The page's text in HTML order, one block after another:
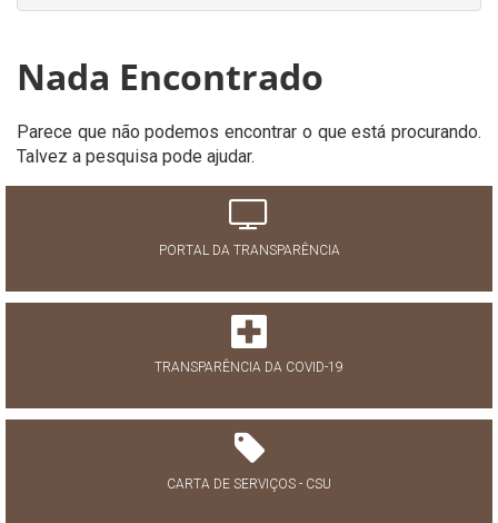
Nada Encontrado
Parece que não podemos encontrar o que está procurando.
Talvez a pesquisa pode ajudar.
PORTAL DA TRANSPARÊNCIA
TRANSPARÊNCIA DA COVID-19
CARTA DE SERVIÇOS - CSU